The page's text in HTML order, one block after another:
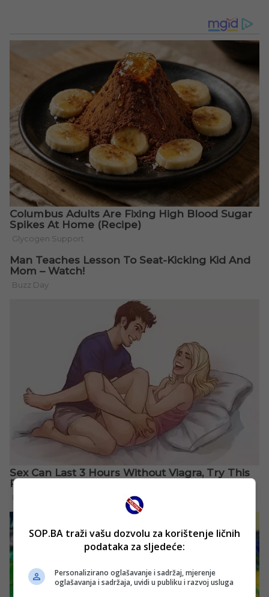
SOP.BA traži vašu dozvolu za korištenje ličnih
podataka za sljedeće:
Personalizirano oglašavanje i sadržaj, mjerenje
oglašavanja i sadržaja, uvidi u publiku i razvoj usluga